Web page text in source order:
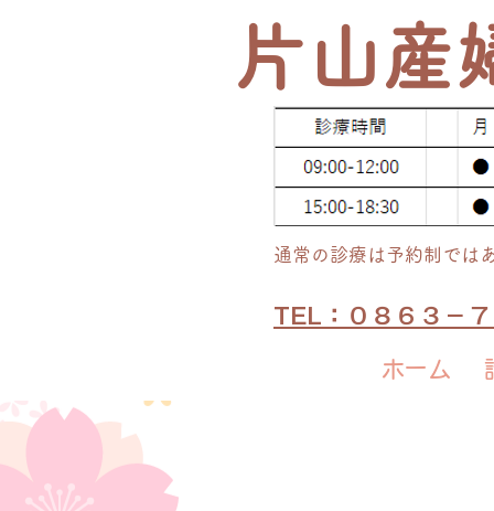
片山産
TEL：０８６３－
ホーム
通常の​診療は予約制では